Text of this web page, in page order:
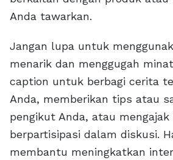
Anda tawarkan.
Jangan lupa untuk
menarik dan menggugah
caption untuk berbagi cerita
Anda, memberikan tips atau
pengikut Anda, atau mengajak
berpartisipasi dalam diskusi.
membantu meningkatkan